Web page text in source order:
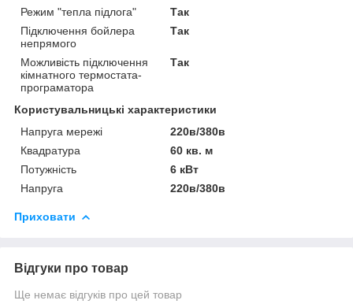
Режим "тепла підлога"
Так
Підключення бойлера
непрямого
Так
Можливість підключення
кімнатного термостата-
програматора
Так
Користувальницькі характеристики
Напруга мережі
220в/380в
Квадратура
60 кв. м
Потужність
6 кВт
Напруга
220в/380в
Приховати
Відгуки про товар
Ще немає відгуків про цей товар